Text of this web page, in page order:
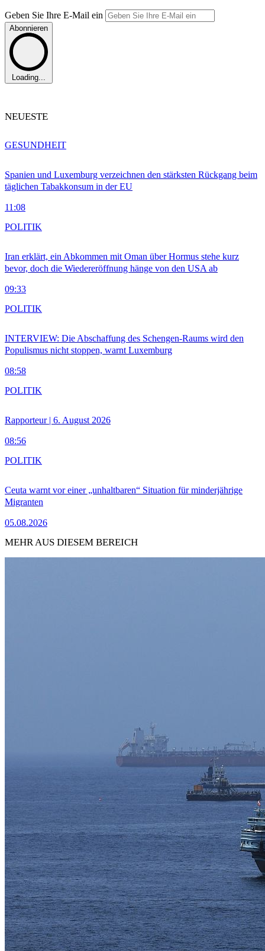
Geben Sie Ihre E-Mail ein
Abonnieren
Loading...
NEUESTE
Spanien und Luxemburg verzeichnen den stärksten Rückgang beim
täglichen Tabakkonsum in der EU
11:08
GESUNDHEIT
Iran erklärt, ein Abkommen mit Oman über Hormus stehe kurz
bevor, doch die Wiedereröffnung hänge von den USA ab
09:33
POLITIK
INTERVIEW: Die Abschaffung des Schengen-Raums wird den
Populismus nicht stoppen, warnt Luxemburg
08:58
POLITIK
Rapporteur | 6. August 2026
08:56
POLITIK
Ceuta warnt vor einer „unhaltbaren“ Situation für minderjährige
Migranten
05.08.2026
POLITIK
MEHR AUS DIESEM BEREICH